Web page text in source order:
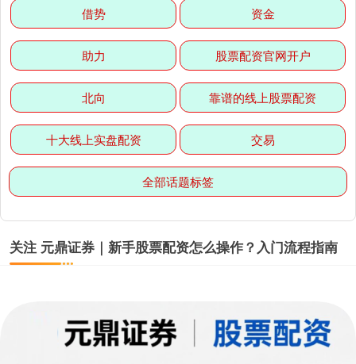
北证50 +3.42 +0.30%
创业板指 3515.56 -19.58 -0.55%
借势 资金
助力 股票配资官网开户
北向 靠谱的线上股票配资
十大线上实盘配资 交易
全部话题标签
关注 元鼎证券｜新手股票配资怎么操作？入门流程指南